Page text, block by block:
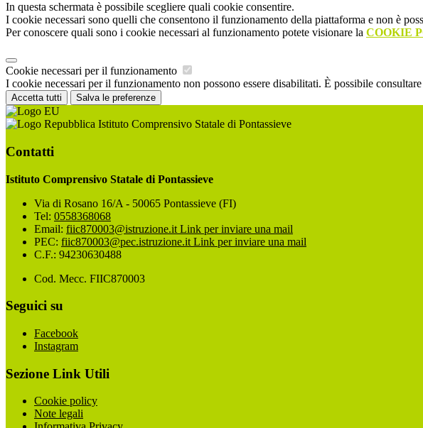
In questa schermata è possibile scegliere quali cookie consentire.
I cookie necessari sono quelli che consentono il funzionamento della piattaforma e non è
Per conoscere quali sono i cookie necessari al funzionamento potete visionare la COOKIE
Cookie necessari per il funzionamento
I cookie necessari per il funzionamento non possono essere disabilitati. È possibile
Accetta tutti Salva le preferenze
Istituto Comprensivo Statale di Pontassieve
Contatti
Istituto Comprensivo Statale di Pontassieve
Via di Rosano 16/A - 50065 Pontassieve (FI)
Tel: 0558368068
Email: fiic870003@istruzione.it Link per inviare una mail
PEC: fiic870003@pec.istruzione.it Link per inviare una mail
C.F.: 94230630488
Cod. Mecc. FIIC870003
Seguici su
Facebook
Instagram
Sezione Link Utili
Cookie policy
Note legali